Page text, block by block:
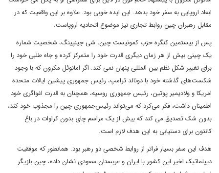
ابعاد اروپایی به سفر خود بدهد. این ایده خوبی بود. علاوه بر این واقعیت که در
مقابل رهبران چین روابط تجاری نیز موضوع اتحادیه اروپاست.
پس از بیستمین کنگره حزب کمونیست چین، شی جینپینگ، شخصیت شماره
یک چینی بیش از هر زمان دیگری قدرت خود را متمرکز کرده و جاه طلبی خود را
برای تغییر شکل نظم بین المللی پنهان نمی کند. اگر امانوئل مکرون که با وجود
شکست‌های گذشته خود با دونالد ترامپ، رئیس جمهوری پیشین ایالات متحده
امریکا و ولادیمیر پوتین، رئیس جمهوری روسیه، همچنان به قدرت اغواگری خود
اطمینان داشت، فکر می‌کرد که می‌تواند رئیس‌جمهوری چین را مجذوب خود کند،
بدون شک تصدیق می کند که بیش از یک مراسم چای بدون کراوات در باغ
کانتون برای دستیابی به این هدف لازم است.
هدف این سفر بسیار فراتر از روابط شخصی دو رهبر بود. همانطور که موفقیت
دیپلماتیک اخیر این کشور با ایران و عربستان سعودی نشان داده، چین بازیگر